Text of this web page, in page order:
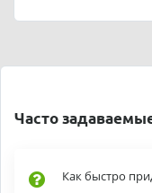
Часто
Как быстро